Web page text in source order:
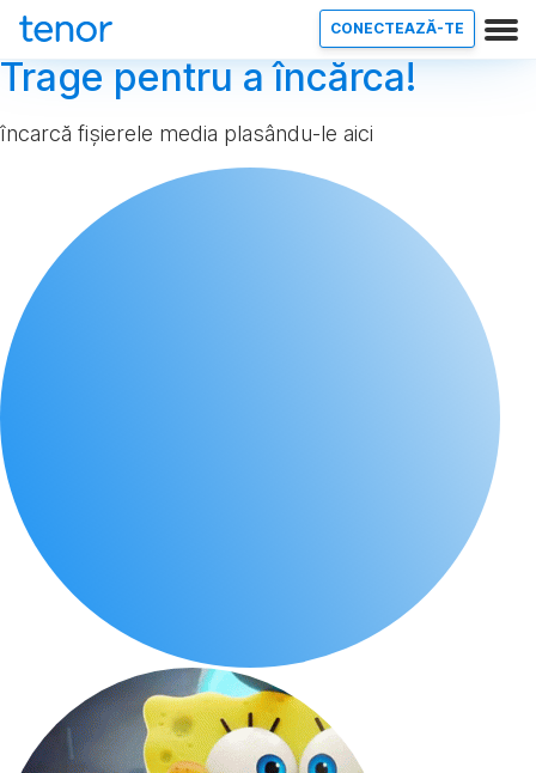
CONECTEAZĂ-TE
Trage pentru a încărca!
încarcă fișierele media plasându-le aici